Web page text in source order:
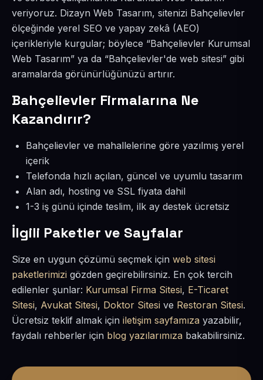
veriyoruz. Dizayn Web Tasarım, sitenizi Bahçelievler
ölçeğinde yerel SEO ve yapay zekâ (AEO)
içerikleriyle kurgular; böylece “Bahçelievler Kurumsal
Web Tasarım” ya da “Bahçelievler'de web sitesi” gibi
aramalarda görünürlüğünüzü artırır.
Bahçelievler Firmalarına Ne
Kazandırır?
Bahçelievler ve mahallelerine göre yazılmış yerel
içerik
Telefonda hızlı açılan, güncel ve uyumlu tasarım
Alan adı, hosting ve SSL fiyata dahil
1-3 iş günü içinde teslim, ilk ay destek ücretsiz
İlgili Paketler ve Sayfalar
Size en uygun çözümü seçmek için web sitesi
paketlerimizi gözden geçirebilirsiniz. En çok tercih
edilenler şunlar: Kurumsal Firma Sitesi, E-Ticaret
Sitesi, Avukat Sitesi, Doktor Sitesi ve Restoran Sitesi.
Ücretsiz teklif almak için iletişim sayfamıza yazabilir,
faydalı rehberler için blog yazılarımıza bakabilirsiniz.